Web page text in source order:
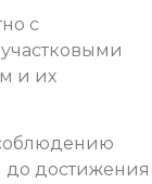
с
и их
до достижения